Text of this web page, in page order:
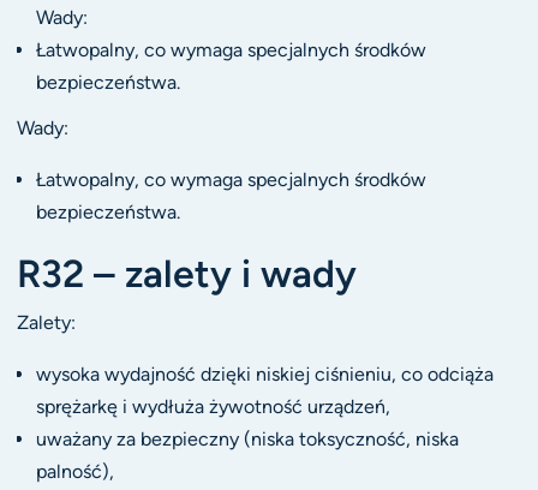
Wady:
Łatwopalny, co wymaga specjalnych środków
bezpieczeństwa.
Wady:
Łatwopalny, co wymaga specjalnych środków
bezpieczeństwa.
R32 – zalety i wady
Zalety:
wysoka wydajność dzięki niskiej ciśnieniu, co odciąża
sprężarkę i wydłuża żywotność urządzeń,
uważany za bezpieczny (niska toksyczność, niska
palność),